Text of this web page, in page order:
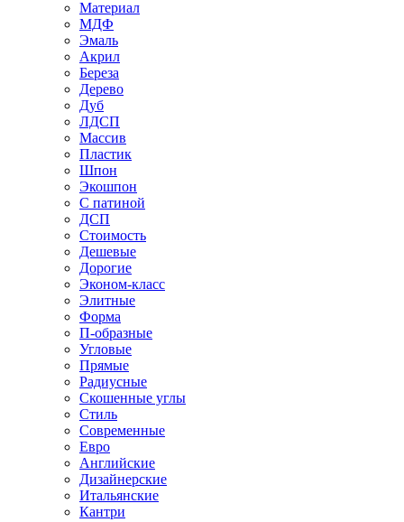
Материал
МДФ
Эмаль
Акрил
Береза
Дерево
Дуб
ЛДСП
Массив
Пластик
Шпон
Экошпон
С патиной
ДСП
Стоимость
Дешевые
Дорогие
Эконом-класс
Элитные
Форма
П-образные
Угловые
Прямые
Радиусные
Скошенные углы
Стиль
Современные
Евро
Английские
Дизайнерские
Итальянские
Кантри